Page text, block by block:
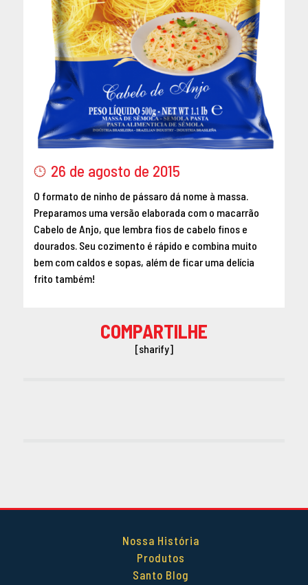
26 de agosto de 2015
O formato de ninho de pássaro dá nome à massa.
Preparamos uma versão elaborada com o macarrão
Cabelo de Anjo, que lembra fios de cabelo finos e
dourados. Seu cozimento é rápido e combina muito
bem com caldos e sopas, além de ficar uma delícia
frito também!
COMPARTILHE
[sharify]
Nossa História
Produtos
Santo Blog